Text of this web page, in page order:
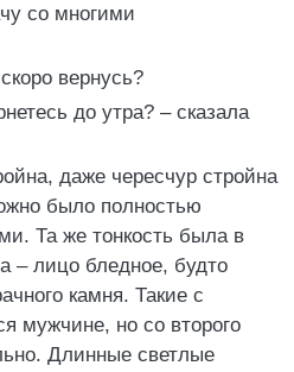
со многими
вернусь?
до утра? – сказала
даже чересчур стройна
было полностью
Та же тонкость была в
– лицо бледное, будто
камня. Такие с
мужчине, но со второго
Длинные светлые